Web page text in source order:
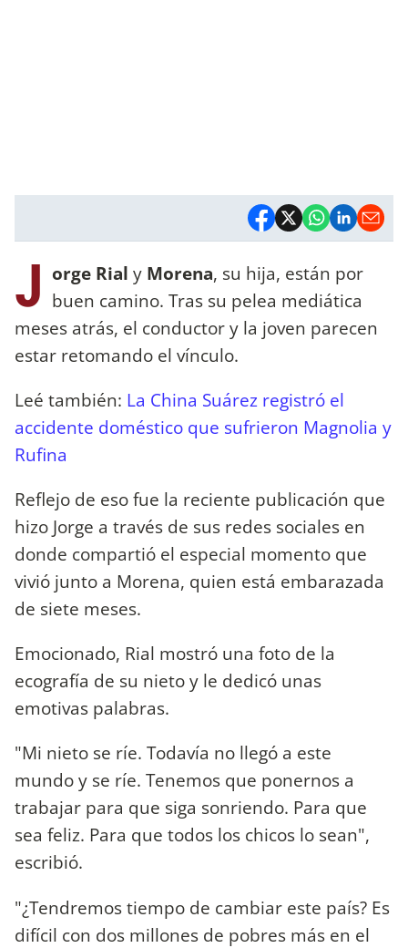
J orge Rial y Morena, su hija, están por
buen camino. Tras su pelea mediática
meses atrás, el conductor y la joven parecen
estar retomando el vínculo.
Leé también: La China Suárez registró el
accidente doméstico que sufrieron Magnolia y
Rufina
Reflejo de eso fue la reciente publicación que
hizo Jorge a través de sus redes sociales en
donde compartió el especial momento que
vivió junto a Morena, quien está embarazada
de siete meses.
Emocionado, Rial mostró una foto de la
ecografía de su nieto y le dedicó unas
emotivas palabras.
"Mi nieto se ríe. Todavía no llegó a este
mundo y se ríe. Tenemos que ponernos a
trabajar para que siga sonriendo. Para que
sea feliz. Para que todos los chicos lo sean",
escribió.
"¿Tendremos tiempo de cambiar este país? Es
difícil con dos millones de pobres más en el